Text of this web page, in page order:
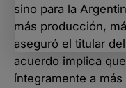
sino para la
más producción,
aseguró el titular
acuerdo implica
íntegramente a